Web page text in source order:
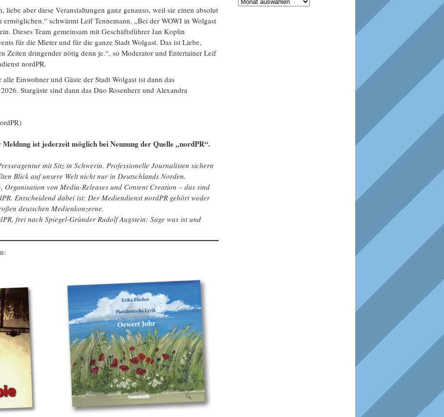
liebe aber diese Veranstaltungen ganz genauso, weil sie einen absolut
schwärmt Leif Tennemann. „Bei der WOWI in Wolgast
Dieses Team gemeinsam mit Geschäftsführer Jan Koplin
für die Mieter und für die ganze Stadt Wolgast. Das ist Liebe,
Zeiten dringender nötig denn je.“, so Moderator und Entertainer Leif
nordPR.
Einwohner und Gäste der Stadt Wolgast ist dann das
Stargäste sind dann das Duo Rosenherz und Alexandra
ist jederzeit möglich bei Nennung der Quelle „nordPR“.
mit Sitz in Schwerin. Professionelle Journalisten sichern
Blick auf unsere Welt nicht nur in Deutschlands Norden.
von Media-Releases und Content Creation – das sind
Entscheidend dabei ist: Der Mediendienst nordPR gehört weder
deutschen Medienkonzerne.
frei nach Spiegel-Gründer Rudolf Augstein: Sage was ist und